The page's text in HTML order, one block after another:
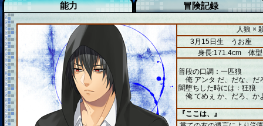
能力 冒険記録
人狼 ×
3月15日生 うお座
身長:171.4cm 体型
普段の口調：一匹狼
俺 アンタ だ、だな、だ
闇堕ちした時には：狂狼
俺 てめぇ か、だろ、か
『ここは、』